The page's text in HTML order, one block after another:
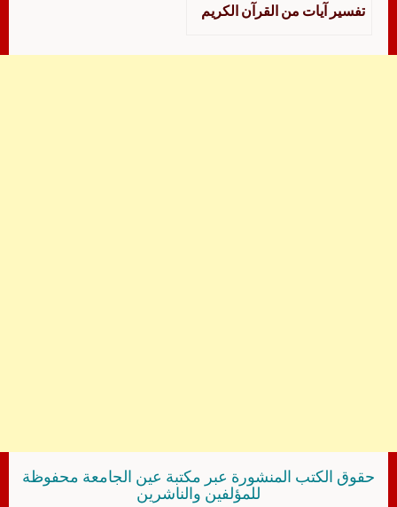
تفسير آيات من القرآن الكريم
حقوق الكتب المنشورة عبر مكتبة عين الجامعة محفوظة
للمؤلفين والناشرين